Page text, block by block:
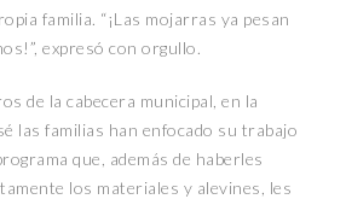
familia. “¡Las mojarras ya pesan
expresó con orgullo.
de la cabecera municipal, en la
las familias han enfocado su trabajo
que, además de haberles
los materiales y alevines, les